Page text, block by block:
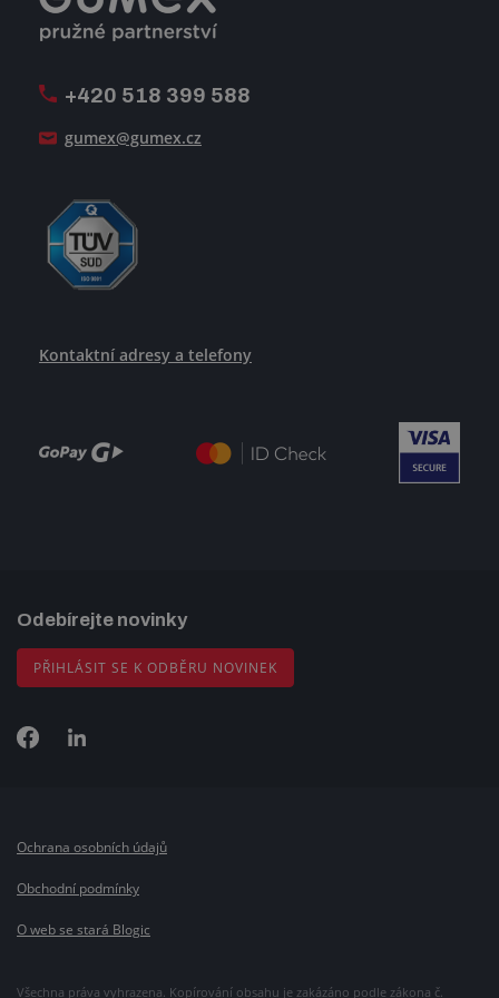
+420 518 399 588
gumex@gumex.cz
Kontaktní adresy a telefony
Firemní časopis Géčko
Odebírejte novinky
PŘIHLÁSIT SE K ODBĚRU NOVINEK
Všechna práva vyhrazena. Kopírování obsahu je zakázáno podle zákona č.
Ochrana osobních údajů
Obchodní podmínky
O web se stará Blogic